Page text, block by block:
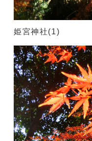
姫宮神社(1)